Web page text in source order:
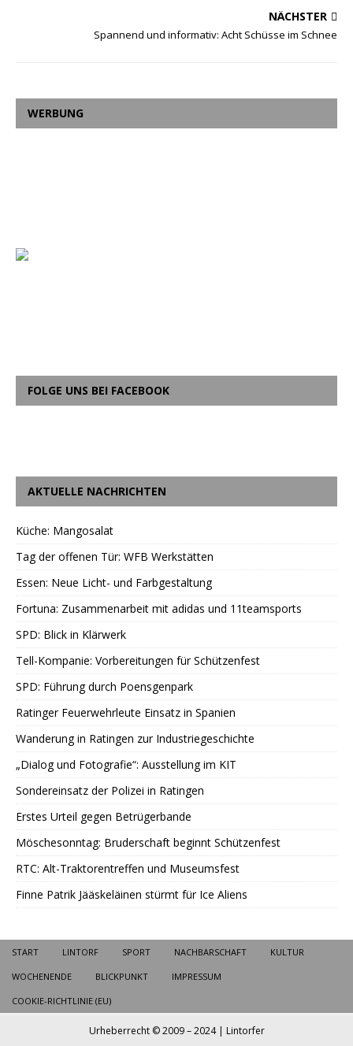
NÄCHSTER
Spannend und informativ: Acht Schüsse im Schnee
WERBUNG
FOLGE UNS BEI FACEBOOK
AKTUELLE NACHRICHTEN
Küche: Mangosalat
Tag der offenen Tür: WFB Werkstätten
Essen: Neue Licht- und Farbgestaltung
Fortuna: Zusammenarbeit mit adidas und 11teamsports
SPD: Blick in Klärwerk
Tell-Kompanie: Vorbereitungen für Schützenfest
SPD: Führung durch Poensgenpark
Ratinger Feuerwehrleute Einsatz in Spanien
Wanderung in Ratingen zur Industriegeschichte
„Dialog und Fotografie“: Ausstellung im KIT
Sondereinsatz der Polizei in Ratingen
Erstes Urteil gegen Betrügerbande
Möschesonntag: Bruderschaft beginnt Schützenfest
RTC: Alt-Traktorentreffen und Museumsfest
Finne Patrik Jääskeläinen stürmt für Ice Aliens
START LINTORF SPORT NACHBARSCHAFT KULTUR
WOCHENENDE BLICKPUNKT IMPRESSUM
COOKIE-RICHTLINIE (EU)
Urheberrecht © 2009 – 2024 | Lintorfer